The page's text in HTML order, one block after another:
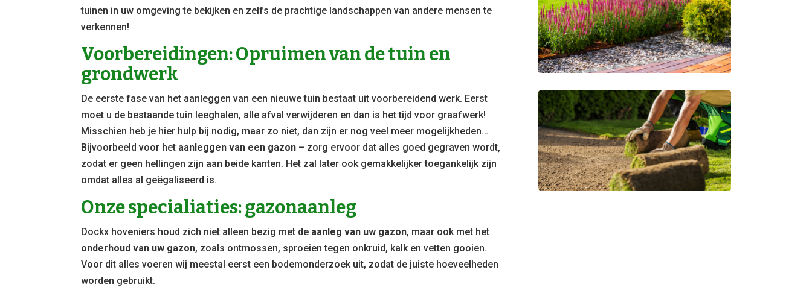
tuinen in uw omgeving te bekijken en zelfs de prachtige landschappen van andere mensen te
verkennen!
Voorbereidingen: Opruimen van de tuin en
grondwerk
De eerste fase van het aanleggen van een nieuwe tuin bestaat uit voorbereidend werk. Eerst
moet u de bestaande tuin leeghalen, alle afval verwijderen en dan is het tijd voor graafwerk!
Misschien heb je hier hulp bij nodig, maar zo niet, dan zijn er nog veel meer mogelijkheden…
Bijvoorbeeld voor het aanleggen van een gazon – zorg ervoor dat alles goed gegraven wordt,
zodat er geen hellingen zijn aan beide kanten. Het zal later ook gemakkelijker toegankelijk zijn
omdat alles al geëgaliseerd is.
Onze specialiaties: gazonaanleg
Dockx hoveniers houd zich niet alleen bezig met de aanleg van uw gazon, maar ook met het
onderhoud van uw gazon, zoals ontmossen, sproeien tegen onkruid, kalk en vetten gooien.
Voor dit alles voeren wij meestal eerst een bodemonderzoek uit, zodat de juiste hoeveelheden
worden gebruikt.